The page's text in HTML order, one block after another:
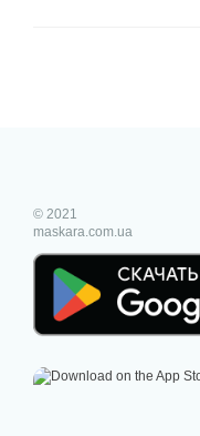
© 2021
maskara.com.ua